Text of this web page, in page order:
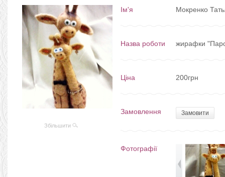
Збільшити
Ім'я Мокренко
Назва роботи жирафки
Ціна 200грн
Замовлення Замовити
Фотографії